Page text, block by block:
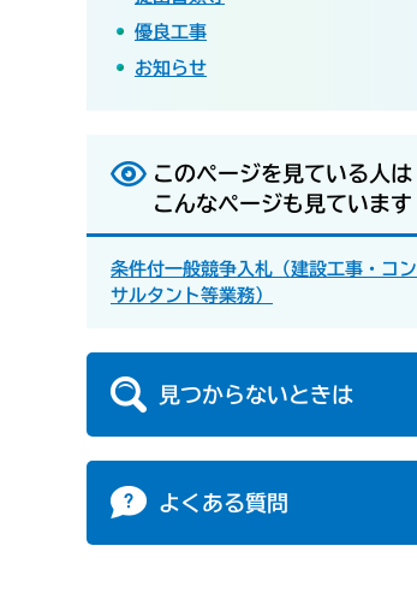
優良工事
お知らせ
このページを見ている人は
こんなページも見ています
条件付一般競争入札（建設工事・コン
サルタント等業務）
見つからないときは
よくある質問